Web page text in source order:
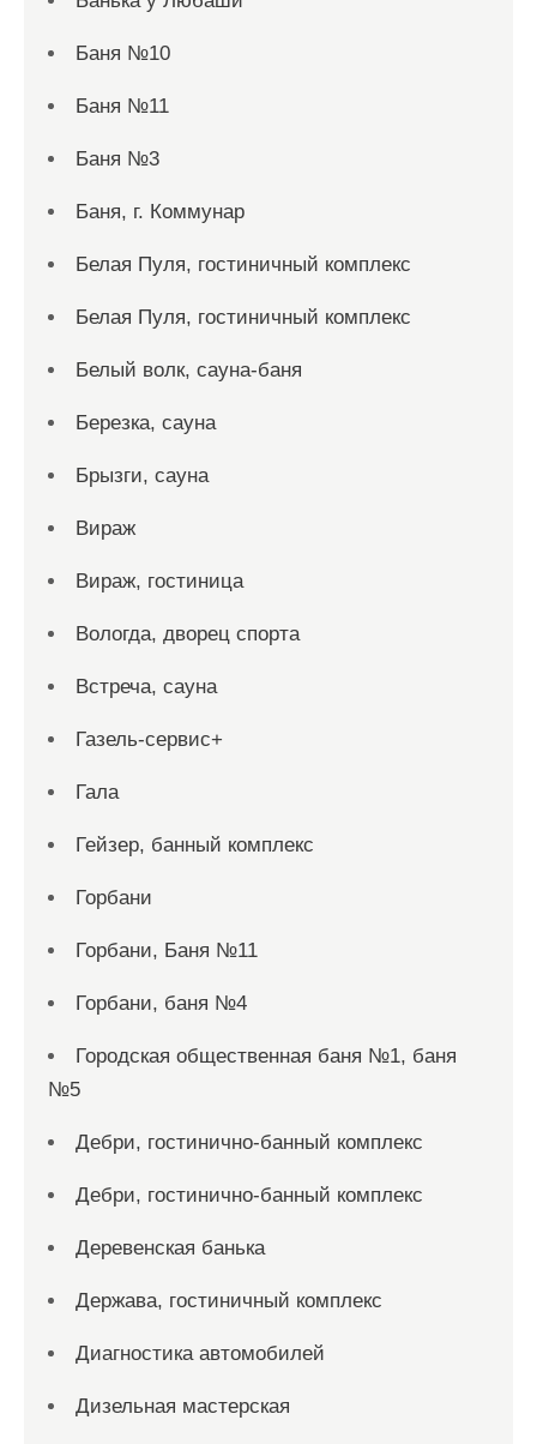
Баня №10
Баня №11
Баня №3
Баня, г. Коммунар
Белая Пуля, гостиничный комплекс
Белая Пуля, гостиничный комплекс
Белый волк, сауна-баня
Березка, сауна
Брызги, сауна
Вираж
Вираж, гостиница
Вологда, дворец спорта
Встреча, сауна
Газель-сервис+
Гала
Гейзер, банный комплекс
Горбани
Горбани, Баня №11
Горбани, баня №4
Городская общественная баня №1, баня
№5
Дебри, гостинично-банный комплекс
Дебри, гостинично-банный комплекс
Деревенская банька
Держава, гостиничный комплекс
Диагностика автомобилей
Дизельная мастерская